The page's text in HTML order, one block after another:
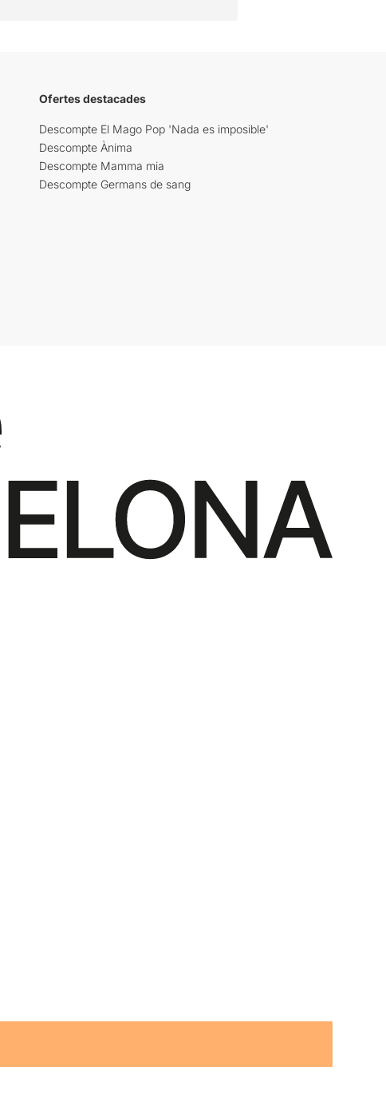
Ofertes destacades
Descompte El Mago Pop 'Nada es imposible'
Descompte Ànima
Descompte Mamma mia
Descompte Germans de sang